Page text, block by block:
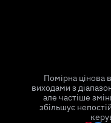
Помірна цінова
виходами з
але частіше
збільшує